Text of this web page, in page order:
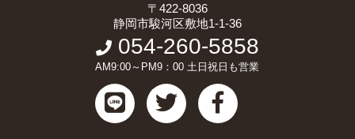
〒422-8036
静岡市駿河区敷地1-1-36
054-260-5858
AM9:00～PM9：00 土日祝日も営業